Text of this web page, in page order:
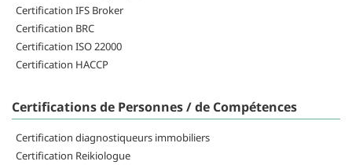
Certification IFS Broker
Certification BRC
Certification ISO 22000
Certification HACCP
Certifications de Personnes / de Compétences
Certification diagnostiqueurs immobiliers
Certification Reikiologue